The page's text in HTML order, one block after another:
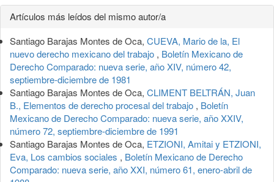
Detalles
del
artículo
Artículos más leídos del mismo autor/a
Santiago Barajas Montes de Oca, CUEVA, Mario de la, El
nuevo derecho mexicano del trabajo , Boletín Mexicano de
Derecho Comparado: nueva serie, año XIV, número 42,
septiembre-diciembre de 1981
Santiago Barajas Montes de Oca, CLIMENT BELTRÁN, Juan
B., Elementos de derecho procesal del trabajo , Boletín
Mexicano de Derecho Comparado: nueva serie, año XXIV,
número 72, septiembre-diciembre de 1991
Santiago Barajas Montes de Oca, ETZIONI, Amitai y ETZIONI,
Eva, Los cambios sociales , Boletín Mexicano de Derecho
Comparado: nueva serie, año XXI, número 61, enero-abril de